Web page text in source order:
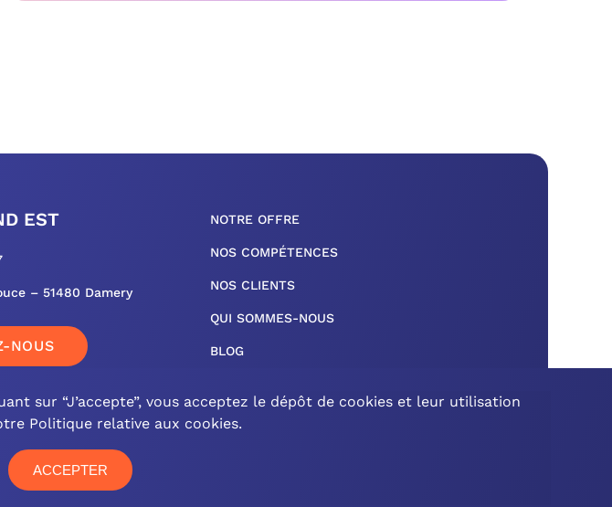
EST
– 51480 Damery
NOUS
NOTRE OFFRE
NOS COMPÉTENCES
NOS CLIENTS
QUI SOMMES-NOUS
BLOG
GLOSSAIRE
sur “J’accepte”, vous acceptez le dépôt de cookies et leur utilisation
Politique relative aux cookies.
ACCEPTER